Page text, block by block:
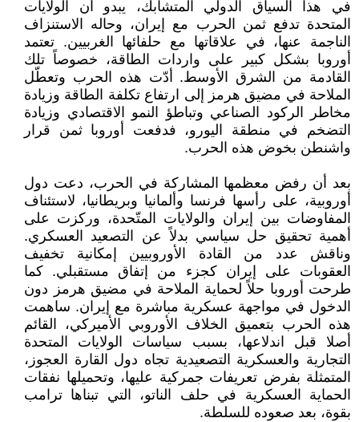
في هذا السياق الدولي المتشابك، يبدو أن الولايات
المتحدة تدفع ثمن الحرب مع إيران، وحاله الاستنزاف
الناجمة عنها، في علاقاتها مع حلفائها الغربيين. تعتمد
أوروبا بشكل كبير على واردات الطاقة، خصوصاً تلك
القادمة من الشرق الأوسط. أدّت هذه الحرب وتعطّل
الملاحة في مضيق هرمز إلى ارتفاع تكلفة الطاقة وزيادة
مخاطر الركود الصناعي وتباطؤ النمو الاقتصادي وزيادة
التضخم في منطقة اليورو، فدفعت أوروبا ثمن قرار
واشنطن بخوض هذه الحرب.
بعد أن رفض معظمها المشاركة في الحرب، دعت دول
أوروبية، على رأسها فرنسا وألمانيا وبريطانيا، لاستئناف
المفاوضات بين إيران والولايات المتّحدة، وركزت على
أهمية تحقيق حل سياسي بدلاً عن التصعيد العسكري.
وناقش عدد من القادة الأوروبيين إمكانية تخفيف
العقوبات على إيران كجزء من إتفاق مستقبلي. كما
طرحت أوروبا حلاً لحماية الملاحة في مضيق هرمز دون
الدخول في مواجهة عسكرية مباشرة مع إيران. ساهمت
هذه الحرب بتعميق الخلاف الأوروبي الأميركي، القائم
أصلا قبل اندلاعها، بسبب سياسات الولايات المتحدة
التجارية والعسكرية التصعيدية تجاه دول القارة العجوز،
المتمثلة بفرض تعريفات جمركية عليها، وتحميلها نفقات
الحماية العسكرية في حلف الناتو، التي تبناها ترامب
بقوة، بعد صعوده للسلطة.